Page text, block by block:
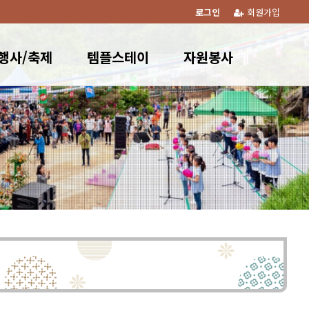
회원가입
로그인
사/축제 템플스테이 자원봉사